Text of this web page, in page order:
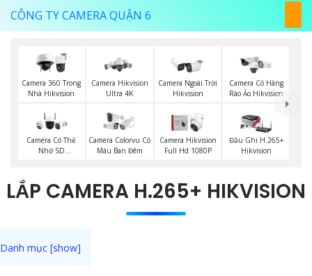
CÔNG TY CAMERA QUẬN 6
Camera 360 Trong
Nhà Hikvision
Camera Hikvision
Ultra 4K
Camera Ngoài Trời
Hikvision
Camera Có Hàng
Rào Ảo Hikvision
Camera Có Thẻ
Nhớ SD
Camera Colorvu Có
Màu Ban Đêm
Camera Hikvision
Full Hd 1080P
Đầu Ghi H.265+
Hikvision
LẮP CAMERA H.265+ HIKVISION